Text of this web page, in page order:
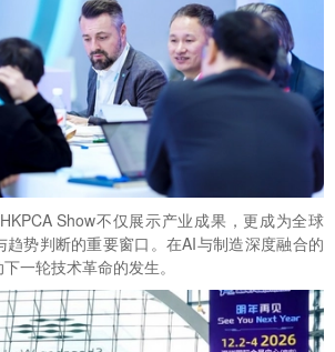
HKPCA Show不仅展示产业成果，更成为全球
趋势判断的重要窗口。在AI与制造深度融合的
一轮技术革命的发生。